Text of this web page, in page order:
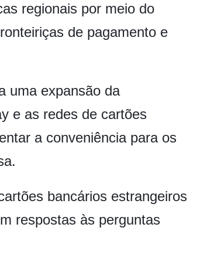
regionais por meio do
de pagamento e
uma expansão da
e as redes de cartões
a conveniência para os
bancários estrangeiros
respostas às perguntas